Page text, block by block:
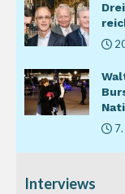
Interviews